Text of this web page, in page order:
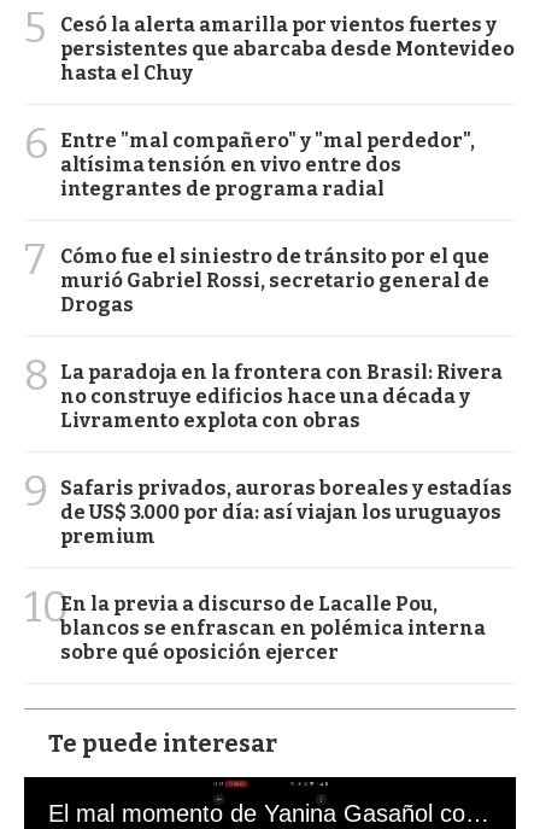
5
Cesó la alerta amarilla por vientos fuertes y
persistentes que abarcaba desde Montevideo
hasta el Chuy
6
Entre "mal compañero" y "mal perdedor",
altísima tensión en vivo entre dos
integrantes de programa radial
7
Cómo fue el siniestro de tránsito por el que
murió Gabriel Rossi, secretario general de
Drogas
8
La paradoja en la frontera con Brasil: Rivera
no construye edificios hace una década y
Livramento explota con obras
9
Safaris privados, auroras boreales y estadías
de US$ 3.000 por día: así viajan los uruguayos
premium
10En la previa a discurso de Lacalle Pou,
blancos se enfrascan en polémica interna
sobre qué oposición ejercer
Te puede interesar
El mal momento de Yanina Gasañol con un hincha argentino en "Subrayado"